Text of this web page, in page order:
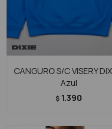
CANGURO S/C VISERY
Azul
$ 1.390